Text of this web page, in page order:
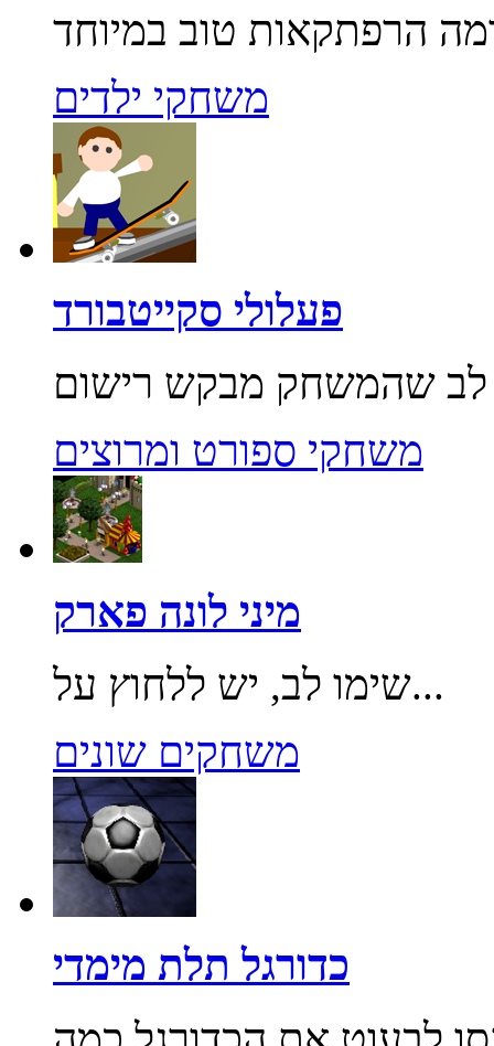
משחקי ילדים
פעלולי סקייטבורד
משחקי ספורט ומרוצים
מיני לונה פארק
שימו לב, יש ללחוץ על...
משחקים שונים
כדורגל תלת מימדי